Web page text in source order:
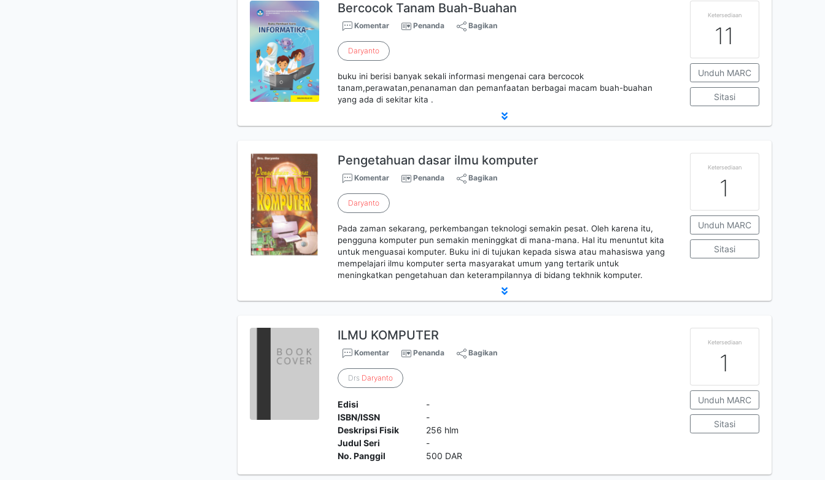
Bercocok Tanam Buah-Buahan
Komentar Penanda Bagikan
Daryanto
buku ini berisi banyak sekali informasi mengenai cara bercocok
tanam,perawatan,penanaman dan pemanfaatan berbagai macam buah-buahan
yang ada di sekitar kita .
Ketersediaan
11
Unduh MARC
Sitasi
Pengetahuan dasar ilmu komputer
Komentar Penanda Bagikan
Daryanto
Pada zaman sekarang, perkembangan teknologi semakin pesat. Oleh karena itu,
pengguna komputer pun semakin meninggkat di mana-mana. Hal itu menuntut kita
untuk menguasai komputer. Buku ini di tujukan kepada siswa atau mahasiswa yang
mempelajari ilmu komputer serta masyarakat umum yang tertarik untuk
meningkatkan pengetahuan dan keterampilannya di bidang tekhnik komputer.
Ketersediaan
1
Unduh MARC
Sitasi
ILMU KOMPUTER
Komentar Penanda Bagikan
Drs Daryanto
Edisi
-
ISBN/ISSN
-
Deskripsi Fisik
256 hlm
Judul Seri
-
No. Panggil
500 DAR
Ketersediaan
1
Unduh MARC
Sitasi